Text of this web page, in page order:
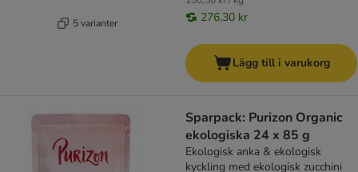
5 varianter 276,30 kr
Lägg till i varukorg
Sparpack: Purizon Organic
ekologiska 24 x 85 g
Ekologisk anka & ekologisk
kyckling med ekologisk zucchini